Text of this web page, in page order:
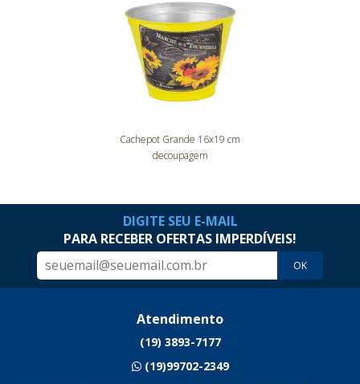
Cachepot Grande 16x19 cm
decoupagem
DIGITE SEU E-MAIL
PARA RECEBER OFERTAS IMPERDÍVEIS!
OK
Atendimento
(19) 3893-7177
(19)99702-2349